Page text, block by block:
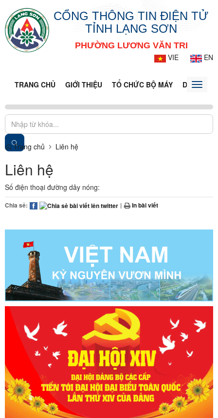
CỔNG THÔNG TIN ĐIỆN TỬ
TỈNH LẠNG SƠN
PHƯỜNG LƯƠNG VĂN TRI
VIE
EN
TRANG CHỦ GIỚI THIỆU TỔ CHỨC BỘ MÁY DOANH
Toggle
Trang chủ Liên hệ
Liên hệ
Số điện thoại đường dây nóng:
Chia sẻ: | In bài viết